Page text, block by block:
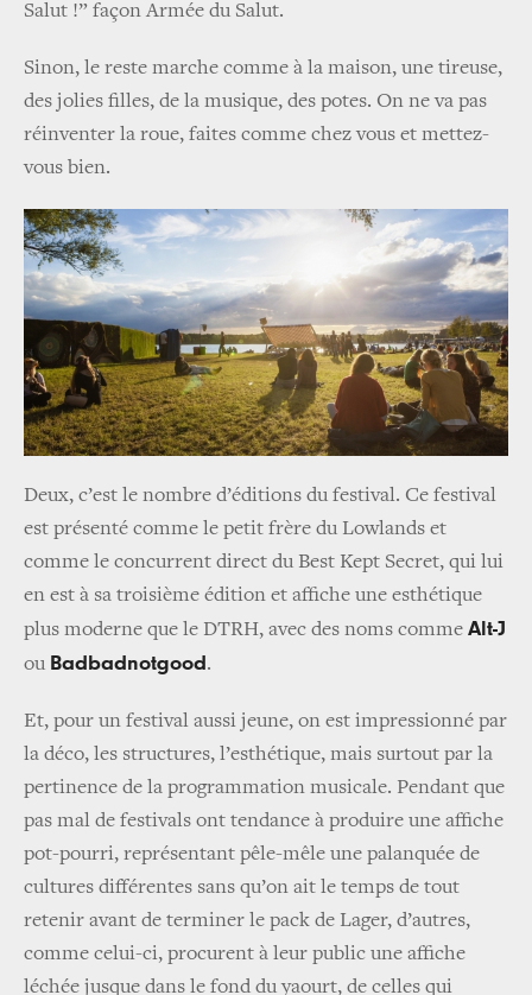
Salut !” façon Armée du Salut.
Sinon, le reste marche comme à la maison, une tireuse,
des jolies filles, de la musique, des potes. On ne va pas
réinventer la roue, faites comme chez vous et mettez-
vous bien.
Deux, c’est le nombre d’éditions du festival. Ce festival
est présenté comme le petit frère du Lowlands et
comme le concurrent direct du Best Kept Secret, qui lui
en est à sa troisième édition et affiche une esthétique
plus moderne que le DTRH, avec des noms comme Alt-J
ou Badbadnotgood .
Et, pour un festival aussi jeune, on est impressionné par
la déco, les structures, l’esthétique, mais surtout par la
pertinence de la programmation musicale. Pendant que
pas mal de festivals ont tendance à produire une affiche
pot-pourri, représentant pêle-mêle une palanquée de
cultures différentes sans qu’on ait le temps de tout
retenir avant de terminer le pack de Lager, d’autres,
comme celui-ci, procurent à leur public une affiche
léchée jusque dans le fond du yaourt, de celles qui